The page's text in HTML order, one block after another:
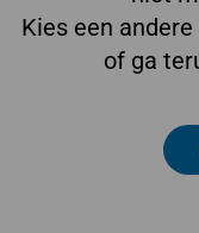
Kies een
of ga